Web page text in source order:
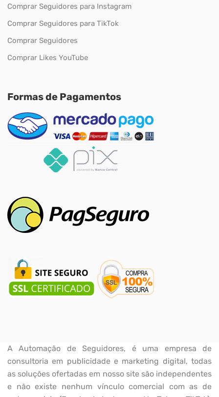
Comprar Seguidores para Instagram
Comprar Seguidores para TikTok
Comprar Seguidores
Comprar Likes YouTube
Formas de Pagamentos
A Automação de Seguidores, é uma empresa de
consultoria em publicidade e marketing digital, todas
as soluções ofertadas em nosso site são independentes
e não existe nenhum vínculo comercial com as de